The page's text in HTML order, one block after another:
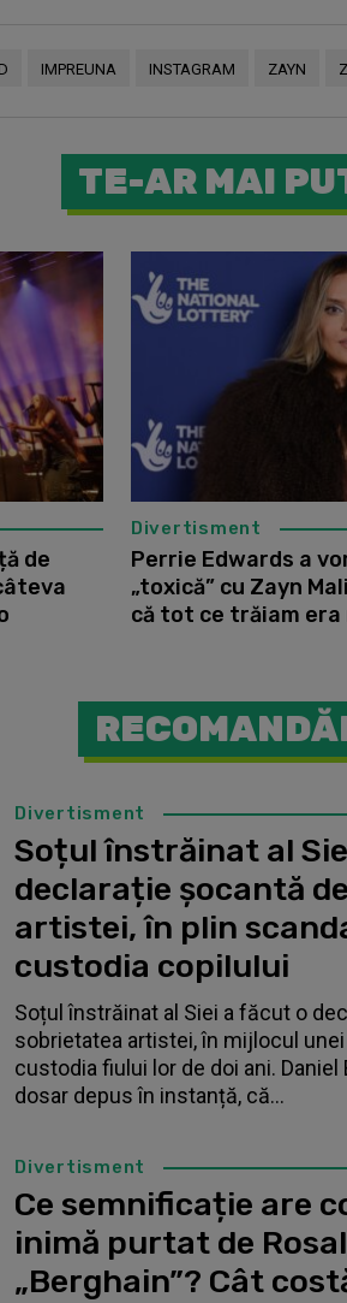
IMPREUNA INSTAGRAM ZAYN
TE-AR MAI
de
Divertisment
Perrie Edwards a
„toxică” cu Zayn
că tot ce trăiam era
Divertisment
Soțul înstrăinat al
declarație șocantă
artistei, în plin
custodia copilului
Soțul înstrăinat al Siei a făcut o
sobrietatea artistei, în mijlocul
custodia fiului lor de doi ani.
dosar depus în instanță, că...
Divertisment
Ce semnificație are
inimă purtat de
„Berghain”? Cât